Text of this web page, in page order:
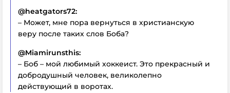
@heatgators72:
– Может, мне пора вернуться в христианскую
веру после таких слов Боба?
@Miamirunsthis:
– Боб – мой любимый хоккеист. Это прекрасный и
добродушный человек, великолепно
действующий в воротах.